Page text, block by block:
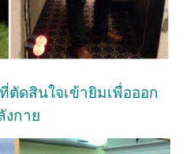
ตัดสินใจเข้ายิมเพื่อออก
งกาย